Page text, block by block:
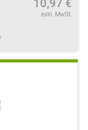
10,97 €
exkl. MwSt.